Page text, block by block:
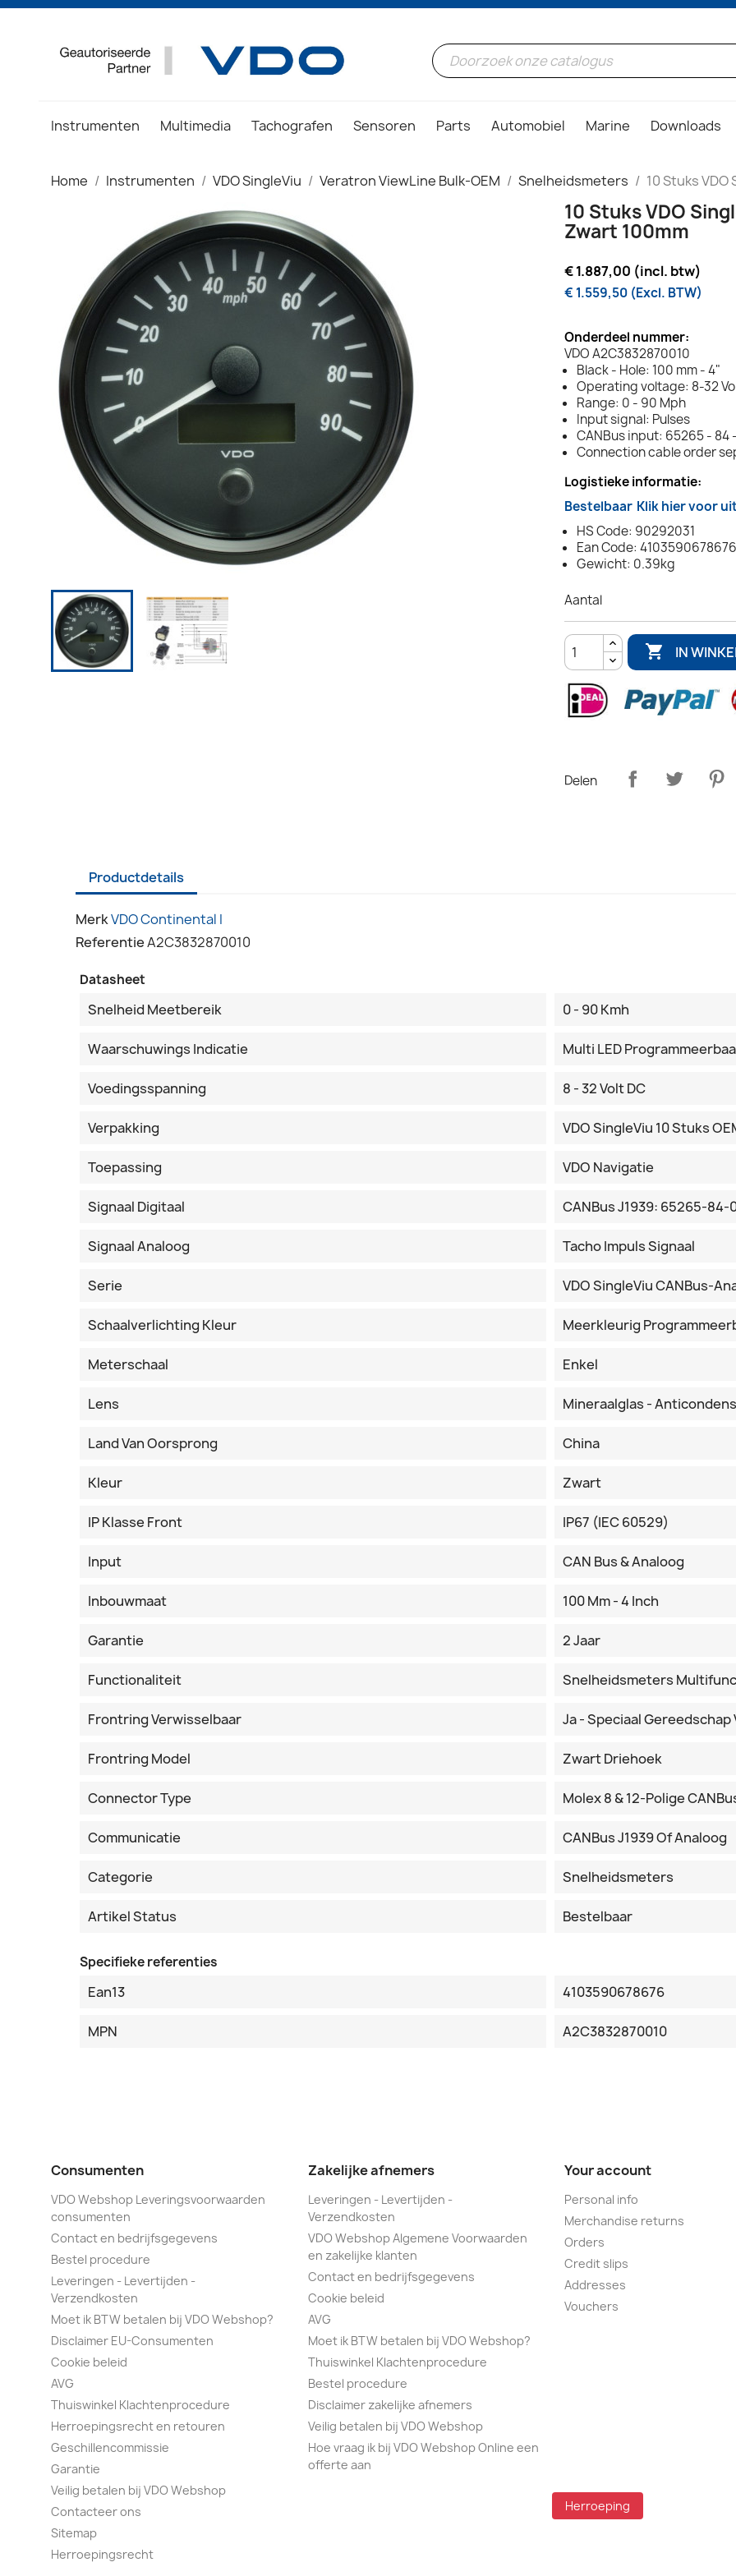
Instrumenten Multimedia Tachografen Sensoren Parts Automobiel Marine Downloads
Home Instrumenten VDO SingleViu Veratron ViewLine Bulk-OEM Snelheidsmeters 10 Stuks
10 Stuks VDO
Zwart 100mm
€ 1.887,00 (incl. btw)
€ 1.559,50 (Excl. BTW)
Onderdeel nummer:
VDO A2C3832870010
Black - Hole: 100 mm - 4"
Operating voltage: 8-32
Range: 0 - 90 Mph
Input signal: Pulses
CANBus input: 65265 - 84
Connection cable order
Logistieke informatie:
Bestelbaar Klik hier voor
HS Code: 90292031
Ean Code: 4103590678676
Gewicht: 0.39kg
Aantal
 IN
Delen
Productdetails
MerkVDO Continental I
ReferentieA2C3832870010
Datasheet
Snelheid Meetbereik 0 - 90 Kmh
Waarschuwings Indicatie Multi LED
Voedingsspanning 8 - 32 Volt DC
Verpakking VDO SingleViu 10 Stuks
Toepassing VDO Navigatie
Signaal Digitaal CANBus J1939: 65265-84-
Signaal Analoog Tacho Impuls Signaal
Serie VDO SingleViu CANBus-
Schaalverlichting Kleur Meerkleurig
Meterschaal Enkel
Lens Mineraalglas - Anticondens
Land Van Oorsprong China
Kleur Zwart
IP Klasse Front IP67 (IEC 60529)
Input CAN Bus & Analoog
Inbouwmaat 100 Mm - 4 Inch
Garantie 2 Jaar
Functionaliteit Snelheidsmeters
Frontring Verwisselbaar Ja - Speciaal Gereedschap
Frontring Model Zwart Driehoek
Connector Type Molex 8 & 12-Polige
Communicatie CANBus J1939 Of Analoog
Categorie Snelheidsmeters
Artikel Status Bestelbaar
Specifieke referenties
Ean13 4103590678676
MPN A2C3832870010
Consumenten
VDO Webshop Leveringsvoorwaarden
consumenten
Contact en bedrijfsgegevens
Bestel procedure
Leveringen - Levertijden -
Verzendkosten
Moet ik BTW betalen bij VDO Webshop?
Disclaimer EU-Consumenten
Cookie beleid
AVG
Thuiswinkel Klachtenprocedure
Herroepingsrecht en retouren
Geschillencommissie
Garantie
Veilig betalen bij VDO Webshop
Contacteer ons
Sitemap
Herroepingsrecht
Zakelijke afnemers
Leveringen - Levertijden -
Verzendkosten
VDO Webshop Algemene Voorwaarden
en zakelijke klanten
Contact en bedrijfsgegevens
Cookie beleid
AVG
Moet ik BTW betalen bij VDO Webshop?
Thuiswinkel Klachtenprocedure
Bestel procedure
Disclaimer zakelijke afnemers
Veilig betalen bij VDO Webshop
Hoe vraag ik bij VDO Webshop Online een
offerte aan
Your account
Personal info
Merchandise returns
Orders
Credit slips
Addresses
Vouchers
Herroeping